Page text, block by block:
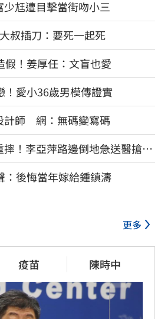
尪遭目擊當街吻小三
叔插刀：要死一起死
假！姜厚任：文盲也愛
！愛小36歲男模傳證實
計師 網：無碼變寫碼
！李亞萍路邊倒地急送醫搶
：後悔當年嫁給鍾鎮濤
更多
疫苗 陳時中